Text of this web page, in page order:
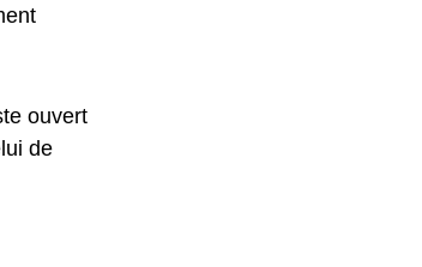
ouvert
de